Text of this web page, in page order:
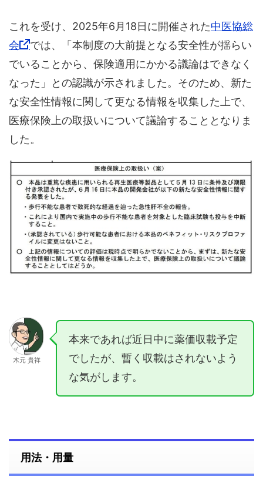
これを受け、2025年6月18日に開催された中医協総
会
では、「本制度の大前提となる安全性が揺らい
でいることから、保険適用にかかる議論はできなく
なった」との認識が示されました。そのため、新た
な安全性情報に関して更なる情報を収集した上で、
医療保険上の取扱いについて議論することとなりま
した。
木元 貴祥
本来であれば近日中に薬価収載予定
でしたが、暫く収載はされないよう
な気がします。
用法・用量